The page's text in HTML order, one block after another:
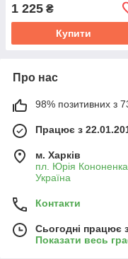
ЧАЗ,Челябінськ)
1 225 ₴
Купити
Про нас
98% позитивних з
Працює з
м. Харків
пл. Юрія
Україна
Контакти
Сьогодні працює
Показати весь